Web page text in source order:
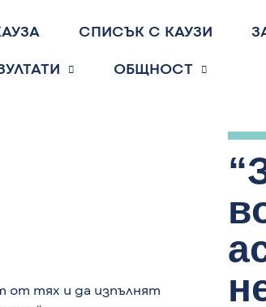
СПИСЪК С КАУЗИ
ОБЩНОСТ
от тях и да изпълнят